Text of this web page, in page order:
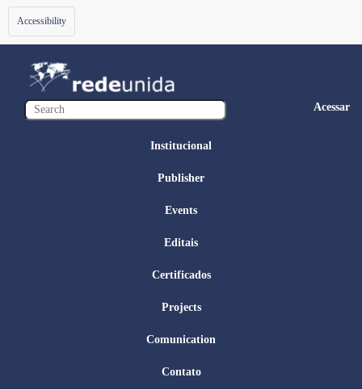
Toggle
navigation
Accessibility
Acessar
Institucional
Publisher
Events
Editais
Certificados
Projects
Comunication
Contato